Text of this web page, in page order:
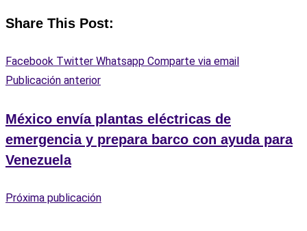
Share This Post:
Facebook Twitter Whatsapp Comparte via email
Publicación anterior
México envía plantas eléctricas de
emergencia y prepara barco con ayuda para
Venezuela
Próxima publicación